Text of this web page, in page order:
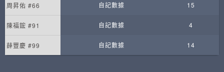
周昇佑 #66 自記數據 15
陳福鋐 #91 自記數據 4
薛豐慶 #99 自記數據 14